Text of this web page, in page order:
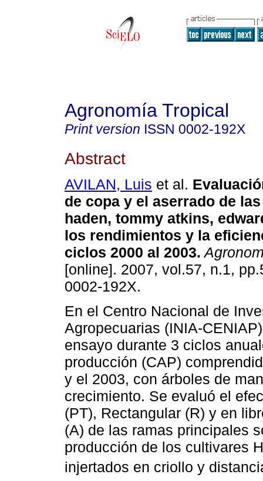
Agronomía Tropical
Print version ISSN 0002-192X
Abstract
AVILAN, Luis et al.
de copa y el aserrado de
haden, tommy atkins,
los rendimientos y la
ciclos 2000 al 2003.
[online]. 2007, vol.57, n.1,
0002-192X.
En el Centro Nacional de
Agropecuarias (INIA-
ensayo durante 3 ciclos
producción (CAP)
y el 2003, con árboles de
crecimiento. Se evaluó el
(PT), Rectangular (R) y en
(A) de las ramas principales
producción de los cultivares
injertados en criollo y